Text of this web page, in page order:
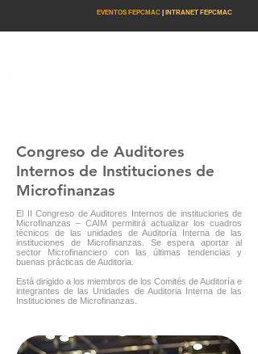
EVENTOS FEPCMAC INTRANET FEPCMAC
Congreso de Auditores
Internos de Instituciones de
Microfinanzas
El II Congreso de Auditores Internos de instituciones de
Microfinanzas – CAIM permitirá actualizar los cuadros
técnicos de las unidades de Auditoría Interna de las
instituciones de Microfinanzas. Se espera aportar al
sector Microfinanciero con las últimas tendencias y
buenas prácticas de Auditoria.
Está dirigido a los miembros de los Comités de Auditoría e
integrantes de las Unidades de Auditoria Interna de las
Instituciones de Microfinanzas.